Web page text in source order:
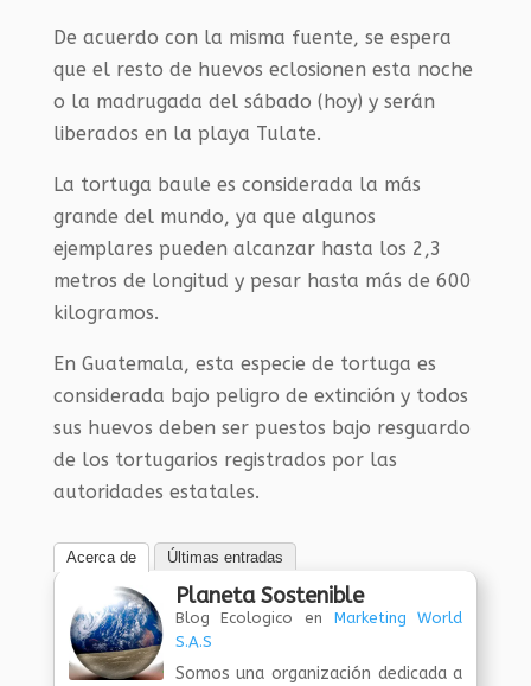
De acuerdo con la misma fuente, se espera
que el resto de huevos eclosionen esta noche
o la madrugada del sábado (hoy) y serán
liberados en la playa Tulate.
La tortuga baule es considerada la más
grande del mundo, ya que algunos
ejemplares pueden alcanzar hasta los 2,3
metros de longitud y pesar hasta más de 600
kilogramos.
En Guatemala, esta especie de tortuga es
considerada bajo peligro de extinción y todos
sus huevos deben ser puestos bajo resguardo
de los tortugarios registrados por las
autoridades estatales.
Acerca de Últimas entradas
Planeta Sostenible
Blog Ecologico en Marketing World
S.A.S
Somos una organización dedicada a